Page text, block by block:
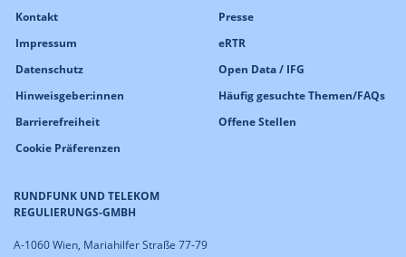
RUNDFUNK UND TELEKOM
REGULIERUNGS-GMBH
A-1060 Wien, Mariahilfer Straße 77-79
Kontakt
Impressum
Datenschutz
Hinweisgeber:innen
Barrierefreiheit
Cookie Präferenzen
Presse
eRTR
Open Data / IFG
Häufig gesuchte Themen/FAQs
Offene Stellen